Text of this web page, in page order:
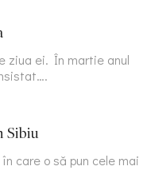
ziua ei. În martie anul
Sibiu
care o să pun cele mai